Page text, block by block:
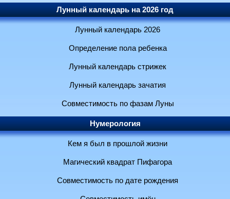
Лунный календарь на 2026 год
Лунный календарь 2026
Определение пола ребенка
Лунный календарь стрижек
Лунный календарь зачатия
Совместимость по фазам Луны
Нумерология
Кем я был в прошлой жизни
Магический квадрат Пифагора
Совместимость по дате рождения